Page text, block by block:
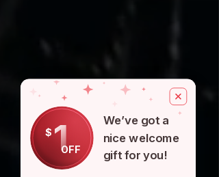
$1OFF
We’ve got a
nice welcome
gift for you!